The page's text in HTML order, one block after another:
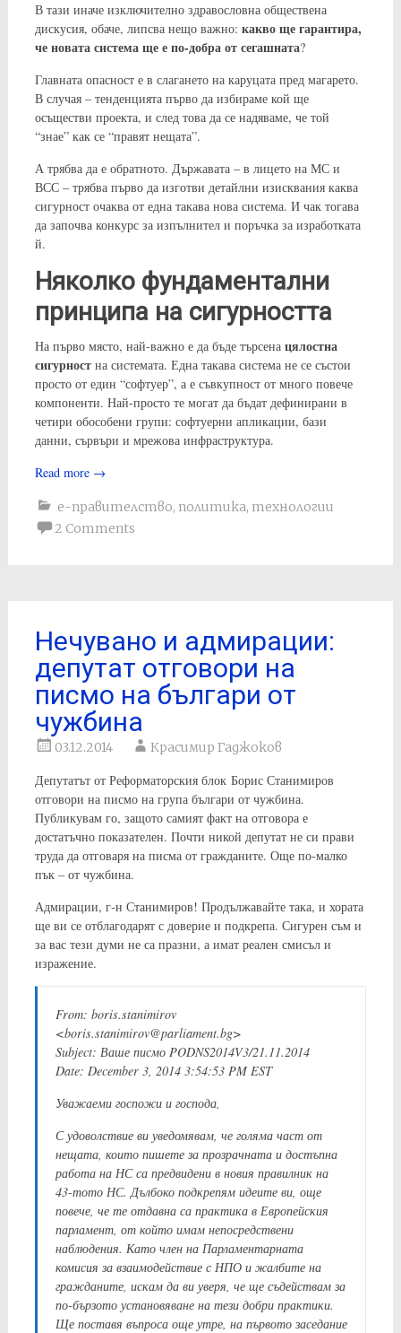
В тази иначе изключително здравословна обществена
дискусия, обаче, липсва нещо важно: какво ще гарантира,
че новата система ще е по-добра от сегашната?
Главната опасност е в слагането на каруцата пред магарето.
В случая – тенденцията първо да избираме кой ще
осъществи проекта, и след това да се надяваме, че той
“знае” как се “правят нещата”.
А трябва да е обратното. Държавата – в лицето на МС и
ВСС – трябва първо да изготви детайлни изисквания каква
сигурност очаква от една такава нова система. И чак тогава
да започва конкурс за изпълнител и поръчка за изработката
й.
Няколко фундаментални
принципа на сигурността
На първо място, най-важно е да бъде търсена цялостна
сигурностна системата. Една такава система не се състои
просто от един “софтуер”, а е съвкупност от много повече
компоненти. Най-просто те могат да бъдат дефинирани в
четири обособени групи: софтуерни апликации, бази
данни, сървъри и мрежова инфраструктура.
Read more →
е-правителство, политика, технологии
2 Comments
Нечувано и адмирации:
депутат отговори на
писмо на българи от
чужбина
03.12.2014 Красимир Гаджоков
Депутатът от Реформаторския блок Борис Станимиров
отговори на писмо на група българи от чужбина.
Публикувам го, защото самият факт на отговора е
достатъчно показателен. Почти никой депутат не си прави
труда да отговаря на писма от гражданите. Още по-малко
пък – от чужбина.
Адмирации, г-н Станимиров! Продължавайте така, и хората
ще ви се отблагодарят с доверие и подкрепа. Сигурен съм и
за вас тези думи не са празни, а имат реален смисъл и
изражение.
From: boris.stanimirov
<boris.stanimirov@parliament.bg>
Subject: Ваше писмо PODNS2014V3/21.11.2014
Date: December 3, 2014 3:54:53 PM EST
Уважаеми госпожи и господа,
С удоволствие ви уведомявам, че голяма част от
нещата, които пишете за прозрачната и достъпна
работа на НС са предвидени в новия правилник на
43-тото НС. Дълбоко подкрепям идеите ви, още
повече, че те отдавна са практика в Европейския
парламент, от който имам непосредствени
наблюдения. Като член на Парламентарната
комисия за взаимодействие с НПО и жалбите на
гражданите, искам да ви уверя, че ще съдействам за
по-бързото установяване на тези добри практики.
Ще поставя въпроса още утре, на първото заседание